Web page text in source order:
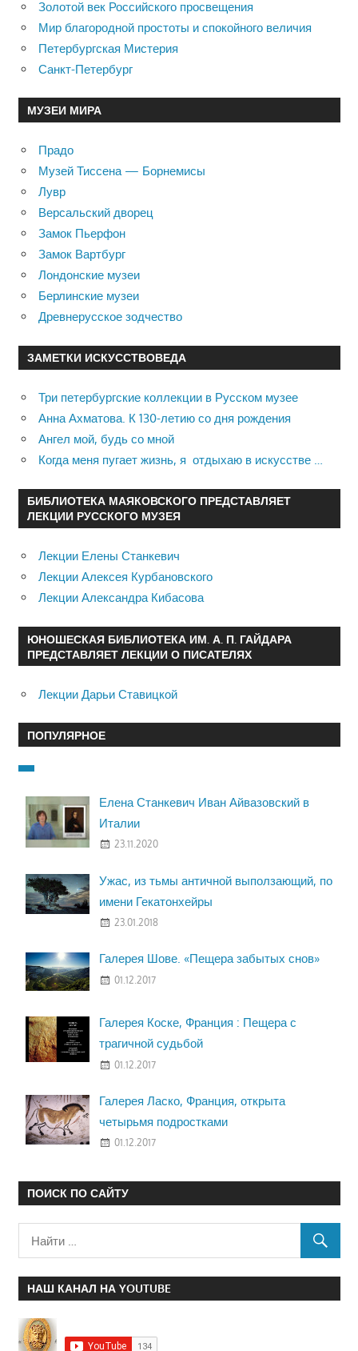
Золотой век Российского просвещения
Мир благородной простоты и спокойного величия
Петербургская Мистерия
Санкт-Петербург
МУЗЕИ МИРА
Прадо
Музей Тиссена — Борнемисы
Лувр
Версальский дворец
Замок Пьерфон
Замок Вартбург
Лондонские музеи
Берлинские музеи
Древнерусское зодчество
ЗАМЕТКИ ИСКУССТВОВЕДА
Три петербургские коллекции в Русском музее
Анна Ахматова. К 130-летию со дня рождения
Ангел мой, будь со мной
Когда меня пугает жизнь, я отдыхаю в искусстве …
БИБЛИОТЕКА МАЯКОВСКОГО ПРЕДСТАВЛЯЕТ
ЛЕКЦИИ РУССКОГО МУЗЕЯ
Лекции Елены Станкевич
Лекции Алексея Курбановского
Лекции Александра Кибасова
ЮНОШЕСКАЯ БИБЛИОТЕКА ИМ. А. П. ГАЙДАРА
ПРЕДСТАВЛЯЕТ ЛЕКЦИИ О ПИСАТЕЛЯХ
Лекции Дарьи Ставицкой
ПОПУЛЯРНОЕ
Елена Станкевич Иван Айвазовский в
Италии
23.11.2020
Ужас, из тьмы античной выползающий, по
имени Гекатонхейры
23.01.2018
Галерея Шове. «Пещера забытых снов»
01.12.2017
Галерея Коске, Франция : Пещера с
трагичной судьбой
01.12.2017
Галерея Ласко, Франция, открыта
четырьмя подростками
01.12.2017
ПОИСК ПО САЙТУ
НАШ КАНАЛ НА YOUTUBE